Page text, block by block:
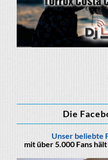
Die
Unser beliebte
mit über 5.000 Fans